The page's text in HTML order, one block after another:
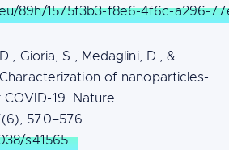
89h/1575f3b3-f8e6-4f6c-a296-
Gioria, S., Medaglini, D., &
of nanoparticles-
19. Nature
570–576.
s41565...